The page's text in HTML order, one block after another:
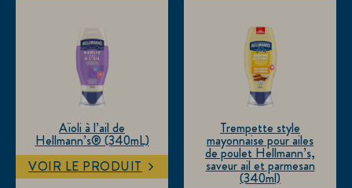
Aïoli à l’ail de
Hellmann’s® (340mL)
VOIR LE PRODUIT
Trempette style
mayonnaise pour ailes
de poulet Hellmann’s,
saveur ail et parmesan
(340ml)